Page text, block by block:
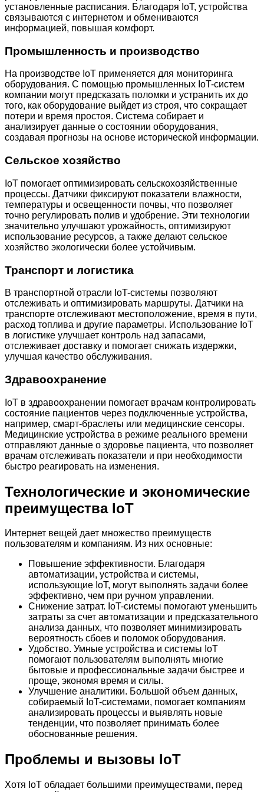
установленные расписания. Благодаря IoT, устройства
связываются с интернетом и обмениваются
информацией, повышая комфорт.
Промышленность и производство
На производстве IoT применяется для мониторинга
оборудования. С помощью промышленных IoT-систем
компании могут предсказать поломки и устранить их до
того, как оборудование выйдет из строя, что сокращает
потери и время простоя. Система собирает и
анализирует данные о состоянии оборудования,
создавая прогнозы на основе исторической информации.
Сельское хозяйство
IoT помогает оптимизировать сельскохозяйственные
процессы. Датчики фиксируют показатели влажности,
температуры и освещенности почвы, что позволяет
точно регулировать полив и удобрение. Эти технологии
значительно улучшают урожайность, оптимизируют
использование ресурсов, а также делают сельское
хозяйство экологически более устойчивым.
Транспорт и логистика
В транспортной отрасли IoT-системы позволяют
отслеживать и оптимизировать маршруты. Датчики на
транспорте отслеживают местоположение, время в пути,
расход топлива и другие параметры. Использование IoT
в логистике улучшает контроль над запасами,
отслеживает доставку и помогает снижать издержки,
улучшая качество обслуживания.
Здравоохранение
IoT в здравоохранении помогает врачам контролировать
состояние пациентов через подключенные устройства,
например, смарт-браслеты или медицинские сенсоры.
Медицинские устройства в режиме реального времени
отправляют данные о здоровье пациента, что позволяет
врачам отслеживать показатели и при необходимости
быстро реагировать на изменения.
Технологические и экономические
преимущества IoT
Интернет вещей дает множество преимуществ
пользователям и компаниям. Из них основные:
Повышение эффективности. Благодаря
автоматизации, устройства и системы,
использующие IoT, могут выполнять задачи более
эффективно, чем при ручном управлении.
Снижение затрат. IoT-системы помогают уменьшить
затраты за счет автоматизации и предсказательного
анализа данных, что позволяет минимизировать
вероятность сбоев и поломок оборудования.
Удобство. Умные устройства и системы IoT
помогают пользователям выполнять многие
бытовые и профессиональные задачи быстрее и
проще, экономя время и силы.
Улучшение аналитики. Большой объем данных,
собираемый IoT-системами, помогает компаниям
анализировать процессы и выявлять новые
тенденции, что позволяет принимать более
обоснованные решения.
Проблемы и вызовы IoT
Хотя IoT обладает большими преимуществами, перед